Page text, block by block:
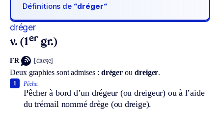
Définitions de “dréger“
dréger
v. (1er gr.)
FR [dʀeʒe]
Deux graphies sont admises : drégerou dreiger.
Pêche.
Pêcher à bord d’un drégeur (ou dreigeur) ou à l’aide
du trémail nommé drège (ou dreige).
1